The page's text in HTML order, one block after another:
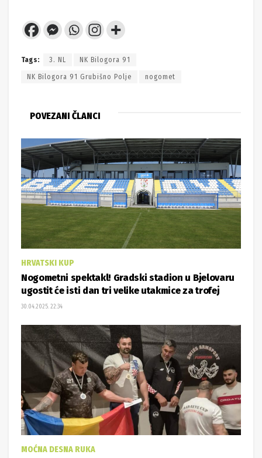
Tags: 3. NL NK Bilogora 91
NK Bilogora 91 Grubišno Polje nogomet
POVEZANI ČLANCI
HRVATSKI KUP
Nogometni spektakl! Gradski stadion u Bjelovaru
ugostit će isti dan tri velike utakmice za trofej
30.04.2025. 22:34
MOĆNA DESNA RUKA